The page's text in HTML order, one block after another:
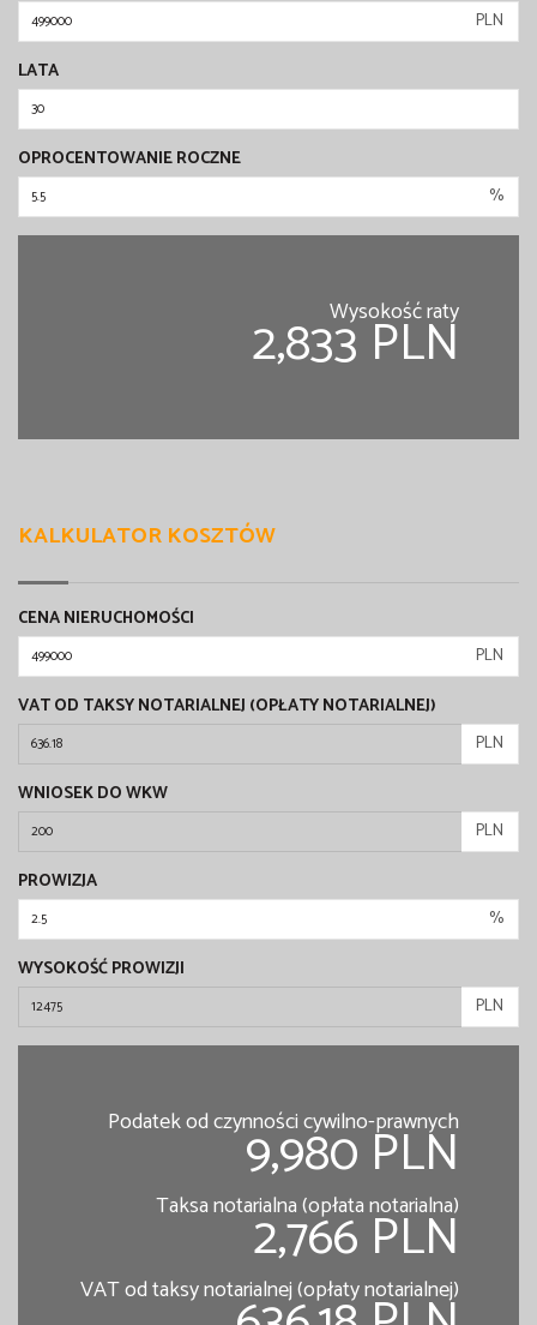
PLN
LATA
OPROCENTOWANIE ROCZNE
%
Wysokość raty
2,833 PLN
KALKULATOR KOSZTÓW
CENA NIERUCHOMOŚCI
PLN
VAT OD TAKSY NOTARIALNEJ (OPŁATY NOTARIALNEJ)
PLN
WNIOSEK DO WKW
PLN
PROWIZJA
%
WYSOKOŚĆ PROWIZJI
PLN
Podatek od czynności cywilno-prawnych
9,980 PLN
Taksa notarialna (opłata notarialna)
2,766 PLN
VAT od taksy notarialnej (opłaty notarialnej)